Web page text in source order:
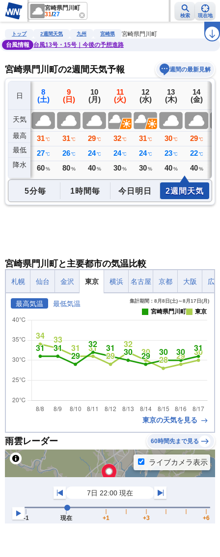
宮崎県門川町
31/27 検索 現在地
雨雲レーダー 台風情報 地震情報 警報・注意報 ラ
トップ 2週間天気 九州 宮崎県
宮崎県門川町
台風情報
台風13号・15号｜今後の予想進路
宮崎県門川町の2週間天気予報 週間の最新見解
日
天気
最高
最低
降水
7
(金)
30 ℃
27 ℃
59ミリ
8
(土)
31 ℃
27 ℃
60 %
9
(日)
31 ℃
26 ℃
80 %
10
(月)
29 ℃
24 ℃
40 %
11
(火)
32 ℃
24 ℃
30 %
12
(水)
31 ℃
24 ℃
30 %
13
(木)
30 ℃
23 ℃
40 %
14
(金)
29 ℃
22 ℃
40 %
5分毎 1時間毎 今日明日 2週間天気
宮崎県門川町と主要都市の気温比較
札幌 仙台 金沢 東京 横浜 名古屋 京都 大阪 広
最高気温 最低気温 集計期間：8月8日(土)～8月17日(月)
宮崎県門川町 東京
東京の天気を見る
雨雲レーダー 60時間先まで見る